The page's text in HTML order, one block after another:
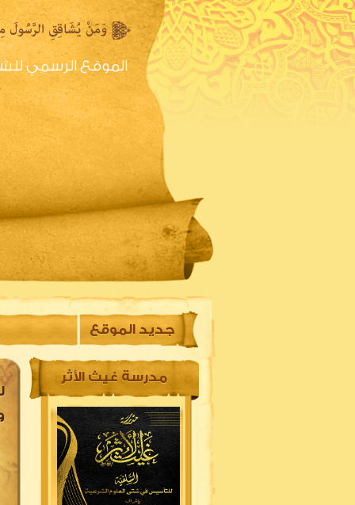
الموقع الرسمي
الصفحه الرئيسية
جديد الموقع
مدرسة غيث الأثر